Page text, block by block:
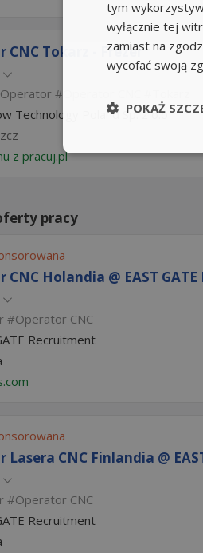
CNC Tokarz - Frezer
Operator
Technology Poland Sp. z o.o
z pracuj.pl
pracy
CNC Holandia @ EAST
Operator CNC
Recruitment
Lasera CNC Finlandia @
Operator CNC
Recruitment
tym
wyłącznie tej
zamiast na
wycofać swoją
POKAŻ